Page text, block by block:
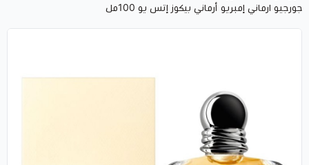
جورجيو ارماني إمبريو أرماني بيكوز إتس يو 100مل